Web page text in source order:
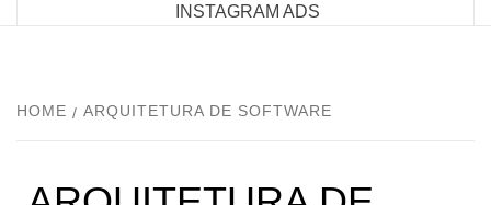
INSTAGRAM ADS
HOME ARQUITETURA DE SOFTWARE